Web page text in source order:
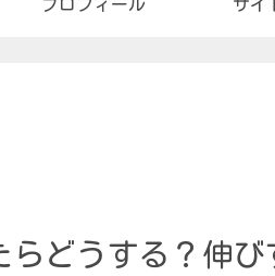
プロフィール サイ
どうする？伸び